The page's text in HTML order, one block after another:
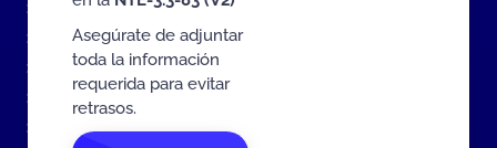
Eventos
Tarifas MIT
Servicios de ONAC
Acredítate con ONAC
Documentos
Asegúrate de adjuntar
toda la información
requerida para evitar
retrasos.